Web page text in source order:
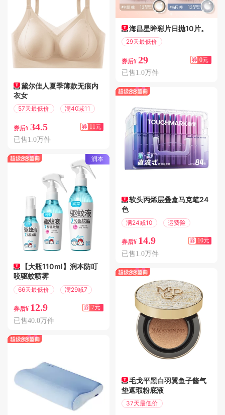
黛尔佳人夏季薄款无痕内
衣女
57天最低价 满40减11
券后¥ 34.5 券 11元
已售1.0万件
润本
【大瓶110ml】润本防叮
咬驱蚊喷雾
66天最低价 满29减7
券后¥ 12.9 券 7元
已售40.0万件
海昌星眸彩片日抛10片。
29天最低价
券后¥ 29 券 0元
已售1.0万件
软头丙烯层叠盒马克笔24
色
满24减10 运费险
券后¥ 14.9 券 10元
已售1.0万件
毛戈平黑白羽翼鱼子酱气
垫遮瑕粉底液
37天最低价